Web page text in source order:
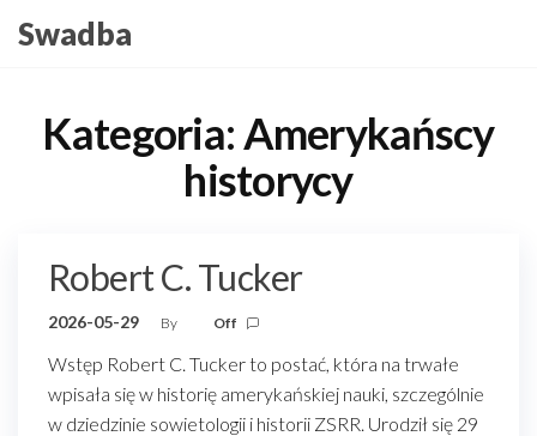
to
content
Swadba
Kategoria:Amerykańscy
historycy
Robert C. Tucker
2026-05-29 By Off
Wstęp Robert C. Tucker to postać, która na trwałe
wpisała się w historię amerykańskiej nauki, szczególnie
w dziedzinie sowietologii i historii ZSRR. Urodził się 29